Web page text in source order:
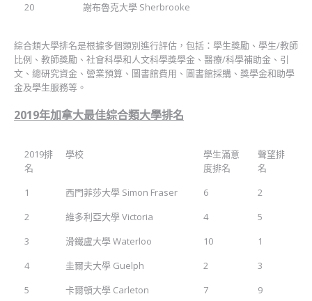
20
謝布魯克大學 Sherbrooke
綜合類大學排名是根據多個類別進行評估，包括：學生獎勵、學生/教師
比例、教師獎勵、社會科學和人文科學獎學金、醫療/科學補助金、引
文、總研究資金、營業預算、圖書館費用、圖書館採購、獎學金和助學
金及學生服務等。
2019年加拿大最佳綜合類大學排名
2019排
名
學校
學生滿意
度排名
聲望排
名
1
西門菲莎大學 Simon Fraser 6
2
2
維多利亞大學 Victoria 4
5
3
滑鐵盧大學 Waterloo 10
1
4
圭爾夫大學 Guelph 2
3
5
卡爾頓大學 Carleton 7
9